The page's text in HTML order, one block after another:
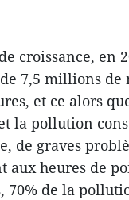
croissance, en
7,5 millions de
et ce alors
la pollution
de graves
aux heures de
70% de la